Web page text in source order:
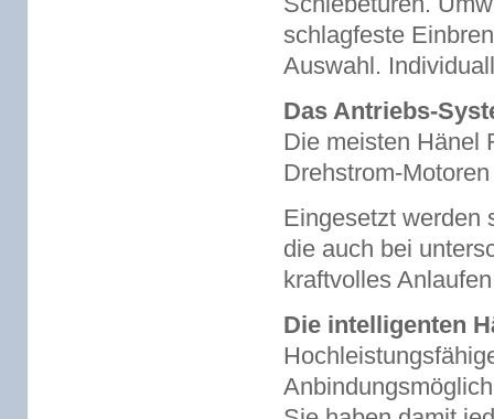
schlagfeste
Auswahl.
Das Antriebs-
Die meisten Hänel
Drehstrom-
Eingesetzt werden
die auch bei
kraftvolles
Die intelligenten